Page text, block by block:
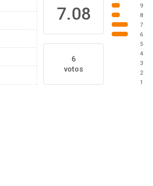
7.08
6
votos
9
8
7
6
5
4
3
2
1